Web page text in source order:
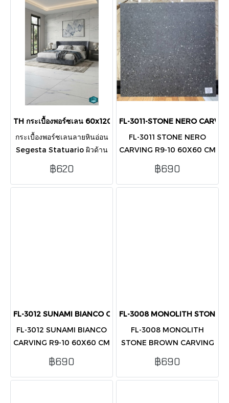
กล่อง (1.44 ตร.ม.)
บรรจุ 2 แผ่น/กล่อง (1.44
ตร.ม.)
TH กระเบื้องพอร์ซเลน 60x120 ซม. Segesta Statuario ผิวด้าน
กระเบื้องพอร์ซเลนลายหินอ่อน
Segesta Statuario ผิวด้าน
ขนาด 60x120 ซม. ดีไซน์
หรูหรา ทนทาน ปูง่ายด้วยขอบ
ตัดตรง บรรจุ 2 แผ่น/กล่อง
฿620
FL-3011-STONE NERO
FL-3011 STONE NERO
CARVING R9-10 60X60 CM
(PK4)
฿690
FL-3012 SUNAMI BIANCO CARVING R9-10 60X60 CM (PK4)
FL-3012 SUNAMI BIANCO
CARVING R9-10 60X60 CM
(PK4)
฿690
FL-3008 MONOLITH STONE
FL-3008 MONOLITH
STONE BROWN CARVING
R9-10 60X60 CM (PK4)
฿690